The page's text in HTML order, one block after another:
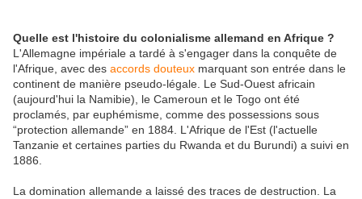
Quelle est l'histoire du colonialisme allemand en Afrique ?
L'Allemagne impériale a tardé à s'engager dans la conquête de
l'Afrique, avec des accords douteux marquant son entrée dans le
continent de manière pseudo-légale. Le Sud-Ouest africain
(aujourd'hui la Namibie), le Cameroun et le Togo ont été
proclamés, par euphémisme, comme des possessions sous
“protection allemande” en 1884. L'Afrique de l'Est (l'actuelle
Tanzanie et certaines parties du Rwanda et du Burundi) a suivi en
1886.
La domination allemande a laissé des traces de destruction. La